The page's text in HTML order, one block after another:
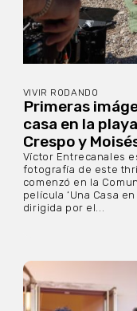
VIVIR RODANDO
Primeras
casa en la
Crespo y
Víctor Entrecanales
fotografía de este
comenzó en la
película ‘Una Casa en
dirigida por el...